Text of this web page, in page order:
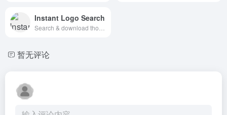
Instant Logo Search
暂无评论